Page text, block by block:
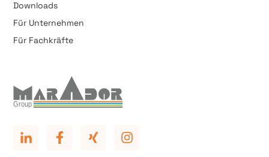
Downloads
Für Unternehmen
Für Fachkräfte